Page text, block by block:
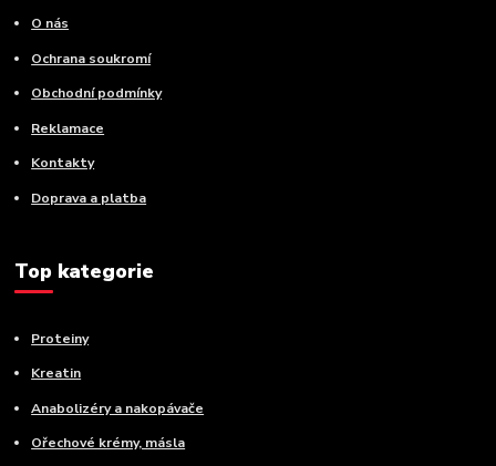
O nás
Ochrana soukromí
Obchodní podmínky
Reklamace
Kontakty
Doprava a platba
Top kategorie
Proteiny
Kreatin
Anabolizéry a nakopávače
Ořechové krémy, másla